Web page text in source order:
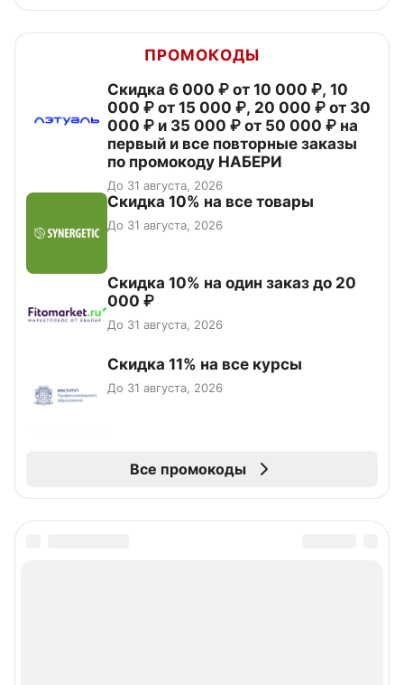
ПРОМОКОДЫ
Скидка 6 000 ₽ от 10 000 ₽, 10
000 ₽ от 15 000 ₽, 20 000 ₽ от 30
000 ₽ и 35 000 ₽ от 50 000 ₽ на
первый и все повторные заказы
по промокоду НАБЕРИ
До 31 августа, 2026
Скидка 10% на все товары
До 31 августа, 2026
Скидка 10% на один заказ до 20
000 ₽
До 31 августа, 2026
Скидка 11% на все курсы
До 31 августа, 2026
Все промокоды